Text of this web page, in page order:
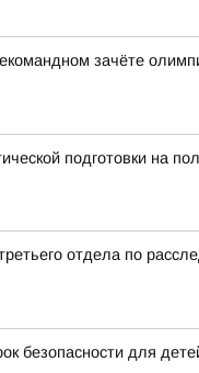
зачёте
подготовки на
отдела по
безопасности для